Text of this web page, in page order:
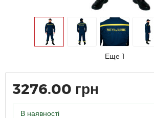
Еще 1
3276.00 грн
В наявності